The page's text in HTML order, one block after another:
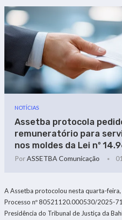
NOTÍCIAS
Assetba protocola
remuneratório para
nos moldes da Lei nº
PorASSETBA Comunicação
A Assetba protocolou nesta quarta-
Processo nº 80521120.000530/2025-
Presidência do Tribunal de Justiça da